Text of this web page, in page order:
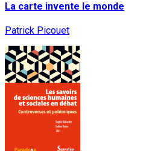
La carte invente le monde
Patrick Picouet